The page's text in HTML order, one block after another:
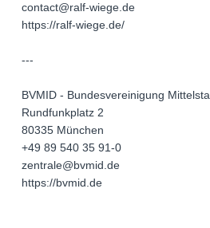
contact@ralf-wiege.de
https://ralf-wiege.de/
---
BVMID - Bundesvereinigung
Rundfunkplatz 2
80335 München
+49 89 540 35 91-0
zentrale@bvmid.de
https://bvmid.de